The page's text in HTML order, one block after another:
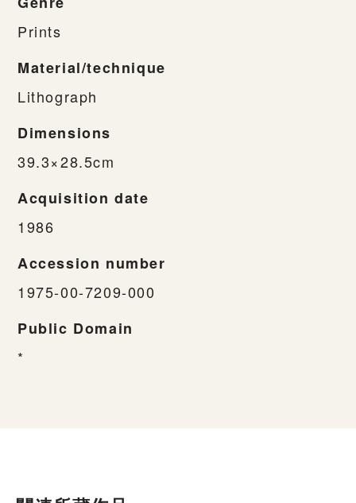
Prints
Material/technique
Lithograph
Dimensions
39.3×28.5cm
Acquisition date
1986
Accession number
1975-00-7209-000
Public Domain
*